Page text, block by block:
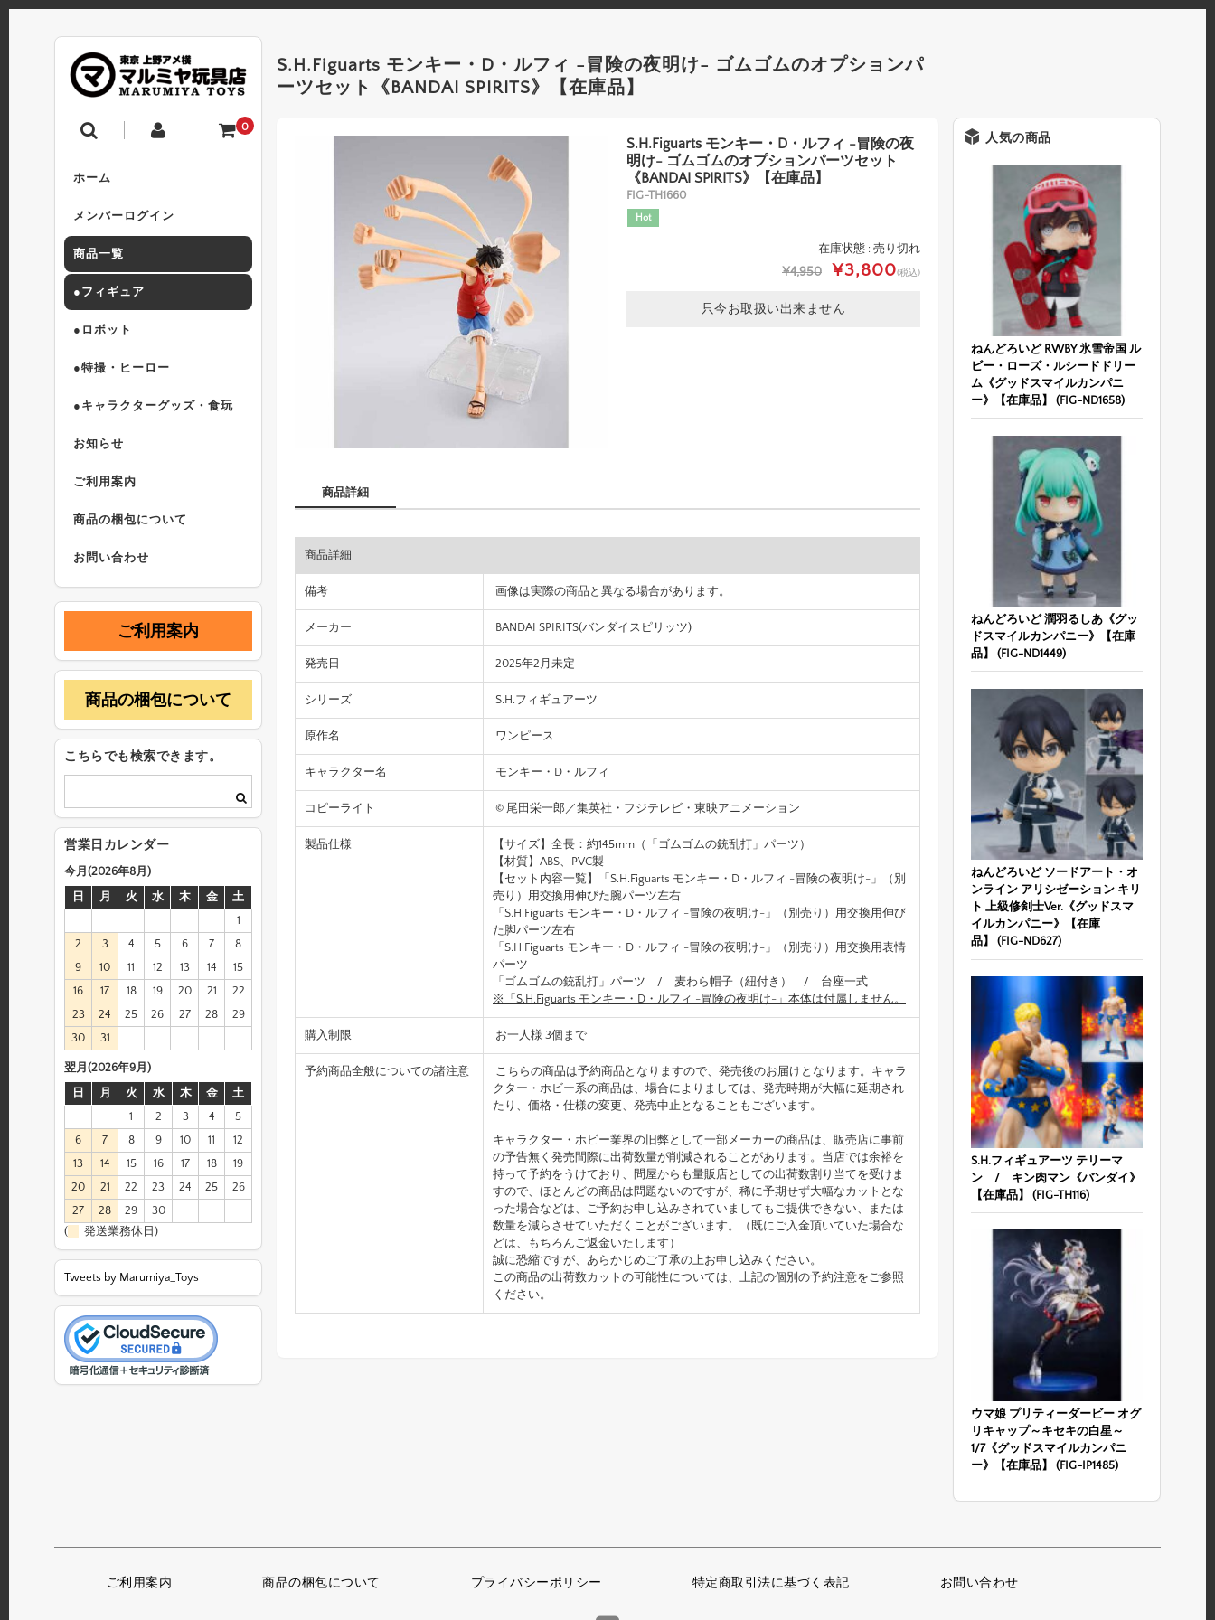
0
ホーム
メンバーログイン
商品一覧
●フィギュア
●ロボット
●特撮・ヒーロー
●キャラクターグッズ・食玩
お知らせ
ご利用案内
商品の梱包について
お問い合わせ
S.H.Figuarts モンキー・D・ルフィ -冒険の夜明け- ゴムゴムのオプションパ
ーツセット《BANDAI SPIRITS》【在庫品】
S.H.Figuarts モンキー・D・ルフィ -冒険の夜
明け- ゴムゴムのオプションパーツセット
《BANDAI SPIRITS》【在庫品】
FIG-TH1660
Hot
在庫状態 : 売り切れ
¥4,950 ¥3,800(税込)
只今お取扱い出来ません
商品詳細
商品詳細
備考 画像は実際の商品と異なる場合があります。
メーカー BANDAI SPIRITS(バンダイスピリッツ)
発売日 2025年2月未定
シリーズ S.H.フィギュアーツ
原作名 ワンピース
キャラクター名 モンキー・D・ルフィ
コピーライト © 尾田栄一郎／集英社・フジテレビ・東映アニメーション
製品仕様
【サイズ】全長：約145mm（「ゴムゴムの銃乱打」パーツ）
【材質】ABS、PVC製
【セット内容一覧】「S.H.Figuarts モンキー・D・ルフィ -冒険の夜明け-」（別
売り）用交換用伸びた腕パーツ左右
「S.H.Figuarts モンキー・D・ルフィ -冒険の夜明け-」（別売り）用交換用伸び
た脚パーツ左右
「S.H.Figuarts モンキー・D・ルフィ -冒険の夜明け-」（別売り）用交換用表情
パーツ
「ゴムゴムの銃乱打」パーツ / 麦わら帽子（紐付き） / 台座一式
※「S.H.Figuarts モンキー・D・ルフィ -冒険の夜明け-」本体は付属しません。
購入制限 お一人様 3個まで
予約商品全般についての諸注意
こちらの商品は予約商品となりますので、発売後のお届けとなります。キャラ
クター・ホビー系の商品は、場合によりましては、発売時期が大幅に延期され
たり、価格・仕様の変更、発売中止となることもございます。
キャラクター・ホビー業界の旧弊として一部メーカーの商品は、販売店に事前
の予告無く発売間際に出荷数量が削減されることがあります。当店では余裕を
持って予約をうけており、問屋からも量販店としての出荷数割り当てを受けま
すので、ほとんどの商品は問題ないのですが、稀に予期せず大幅なカットとな
った場合などは、ご予約お申し込みされていましてもご提供できない、または
数量を減らさせていただくことがございます。（既にご入金頂いていた場合な
どは、もちろんご返金いたします）
誠に恐縮ですが、あらかじめご了承の上お申し込みください。
この商品の出荷数カットの可能性については、上記の個別の予約注意をご参照
ください。
人気の商品
ねんどろいど RWBY 氷雪帝国 ル
ビー・ローズ・ルシードドリー
ム《グッドスマイルカンパニ
ー》【在庫品】 (FIG-ND1658)
ねんどろいど 潤羽るしあ《グッ
ドスマイルカンパニー》【在庫
品】 (FIG-ND1449)
ねんどろいど ソードアート・オ
ンライン アリシゼーション キリ
ト 上級修剣士Ver.《グッドスマ
イルカンパニー》【在庫
品】 (FIG-ND627)
S.H.フィギュアーツ テリーマ
ン / キン肉マン《バンダイ》
【在庫品】 (FIG-TH116)
ウマ娘 プリティーダービー オグ
リキャップ～キセキの白星～
1/7《グッドスマイルカンパニ
ー》【在庫品】 (FIG-IP1485)
ご利用案内
商品の梱包について
こちらでも検索できます。
営業日カレンダー
今月(2026年8月)
日
月 火 水 木 金
土
1
2
3 4 5 6 7
8
9
10 11 12 13 14
15
16
17 18 19 20 21
22
23
24 25 26 27 28
29
30
31
翌月(2026年9月)
日
月 火 水 木 金
土
1
2 3 4
5
6
7 8 9 10 11
12
13
14 15 16 17 18
19
20
21 22 23 24 25
26
27
28 29
30
(
発送業務休日)
Tweets by Marumiya_Toys
ご利用案内 商品の梱包について プライバシーポリシー 特定商取引法に基づく表記 お問い合わせ